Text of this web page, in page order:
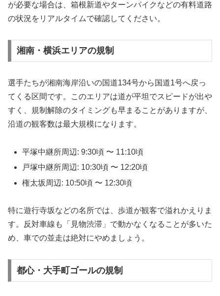
が必要な場合は、箱根新道やターンパイクなどの有料道路
の状況をリアルタイムで確認してください。
湘南・横浜エリアの規制
選手たちが湘南海岸沿いの国道134号から国道1号へ戻っ
てくる区間です。このエリアは道が平坦でスピードが出や
すく、規制解除のタイミングも早まることがありますが、
沿道の観客数は最大規模になります。
平塚中継所周辺: 9:30頃 〜 11:10頃
戸塚中継所周辺: 10:30頃 〜 12:20頃
権太坂周辺: 10:50頃 〜 12:30頃
特に遊行寺坂などの名所では、歩道が観客で溢れかえりま
す。反対車線も「見物渋滞」で動かなくなることが多いた
め、車での並走は絶対にやめましょう。
都心・大手町ゴールの規制